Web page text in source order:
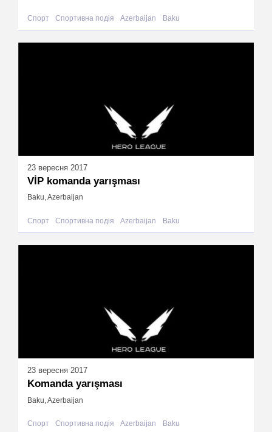
Спорт Спортивна подія Azerbaijan Baku
23 вересня 2017
VİP komanda yarışması
Baku, Azerbaijan
Спорт Спортивна подія Azerbaijan Baku
23 вересня 2017
Komanda yarışması
Baku, Azerbaijan
Спорт Спортивна подія Azerbaijan Baku